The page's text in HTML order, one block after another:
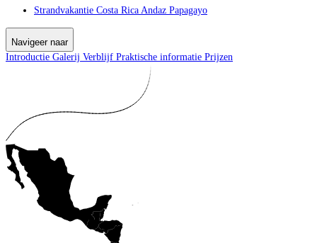
Strandvakantie Costa Rica Andaz Papagayo
Navigeer naar
Introductie Galerij Verblijf Praktische informatie Prijzen